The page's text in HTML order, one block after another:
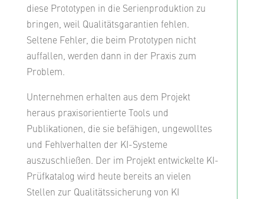
diese Prototypen in die Serienproduktion zu
bringen, weil Qualitätsgarantien fehlen.
Seltene Fehler, die beim Prototypen nicht
auffallen, werden dann in der Praxis zum
Problem.
Unternehmen erhalten aus dem Projekt
heraus praxisorientierte Tools und
Publikationen, die sie befähigen, ungewolltes
und Fehlverhalten der KI-Systeme
auszuschließen. Der im Projekt entwickelte KI-
Prüfkatalog wird heute bereits an vielen
Stellen zur Qualitätssicherung von KI